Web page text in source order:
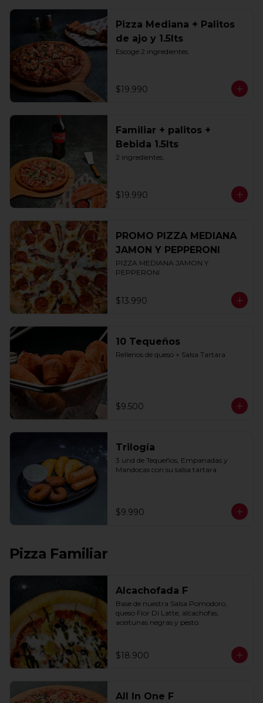
Pizza Mediana + Palitos
de ajo y 1.5lts
Escoge 2 ingredientes.
$19.990
Familiar + palitos +
Bebida 1.5lts
2 ingredientes.
$19.990
PROMO PIZZA MEDIANA
JAMON Y PEPPERONI
PIZZA MEDIANA JAMON Y
PEPPERONI
$13.990
10 Tequeños
Rellenos de queso + Salsa Tartara
$9.500
Trilogía
3 und de Tequeños, Empanadas y
Mandocas con su salsa tartara
$9.990
Pizza Familiar
Alcachofada F
Base de nuestra Salsa Pomodoro,
queso Fior Di Latte, alcachofas,
aceitunas negras y pesto.
$18.900
All In One F